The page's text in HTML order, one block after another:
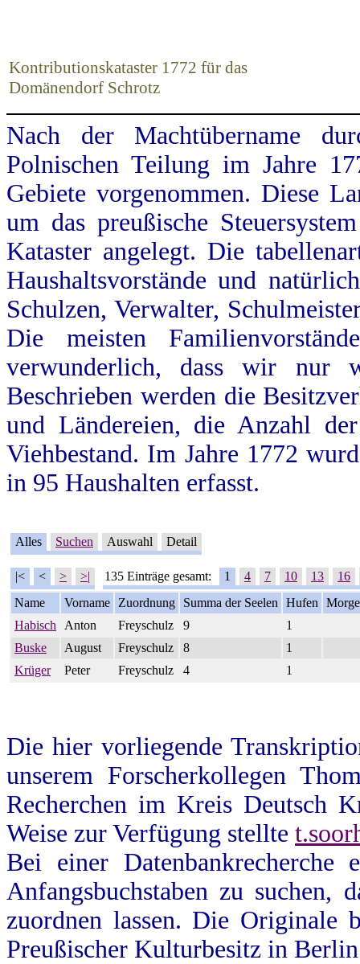
Kontributionskataster 1772 für das
Domänendorf Schrotz
Nach der Machtübername
Polnischen Teilung im Jahre
Gebiete vorgenommen. Diese
um das preußische
Kataster angelegt. Die
Haushaltsvorstände und
Schulzen, Verwalter,
Die meisten
verwunderlich, dass wir nur
Beschrieben werden die
und Ländereien, die Anzahl
Viehbestand. Im Jahre 1772
in 95 Haushalten erfasst.
Alles Suchen Auswahl Detail
|< < > >| 135 Einträge gesamt: 1 4 7 10 13
16
Name
Vorname Zuordnung Summa der Seelen Hufen
Habisch
Anton Freyschulz 9
1
Buske
August Freyschulz 8
1
Krüger
Peter Freyschulz 4 1
Die hier vorliegende
unserem Forscherkollegen
Recherchen im Kreis Deutsch
Weise zur Verfügung stellte
Bei einer
Anfangsbuchstaben zu suchen,
zuordnen lassen. Die Originale
Preußischer Kulturbesitz in